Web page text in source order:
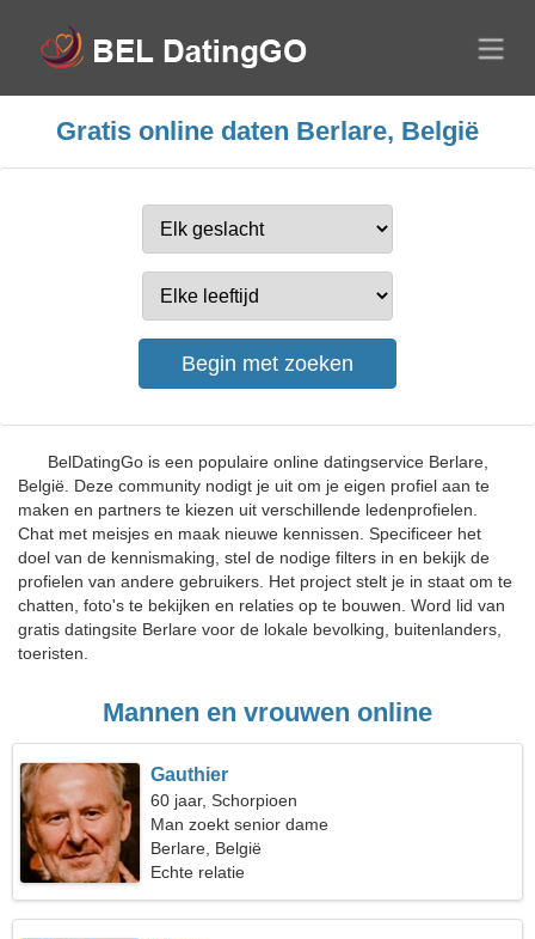
Gratis online daten Berlare, België
BelDatingGo is een populaire online datingservice Berlare,
België. Deze community nodigt je uit om je eigen profiel aan te
maken en partners te kiezen uit verschillende ledenprofielen.
Chat met meisjes en maak nieuwe kennissen. Specificeer het
doel van de kennismaking, stel de nodige filters in en bekijk de
profielen van andere gebruikers. Het project stelt je in staat om te
chatten, foto's te bekijken en relaties op te bouwen. Word lid van
gratis datingsite Berlare voor de lokale bevolking, buitenlanders,
toeristen.
Mannen en vrouwen online
Gauthier
60 jaar, Schorpioen
Man zoekt senior dame
Berlare, België
Echte relatie